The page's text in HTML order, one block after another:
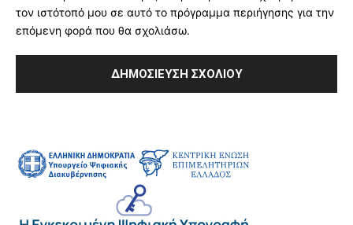
τον ιστότοπό μου σε αυτό το πρόγραμμα περιήγησης για την
επόμενη φορά που θα σχολιάσω.